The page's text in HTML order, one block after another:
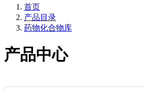
首页
产品目录
药物化合物库
产品中心